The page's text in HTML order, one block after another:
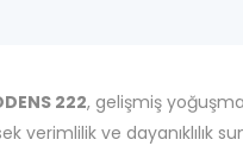
222, gelişmiş
verimlilik ve dayanıklılık